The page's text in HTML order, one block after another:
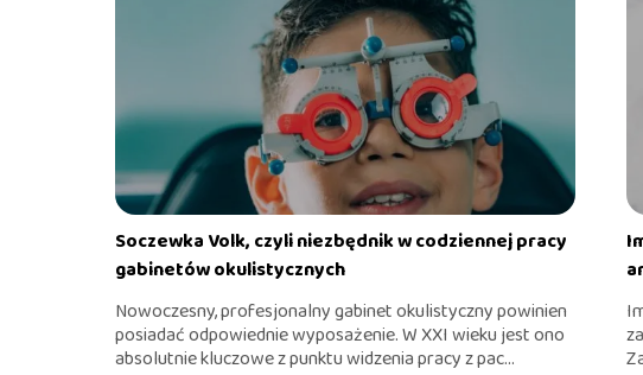
Soczewka Volk, czyli niezbędnik w codziennej pracy
gabinetów okulistycznych
Nowoczesny, profesjonalny gabinet okulistyczny powinien
posiadać odpowiednie wyposażenie. W XXI wieku jest ono
absolutnie kluczowe z punktu widzenia pracy z pac...